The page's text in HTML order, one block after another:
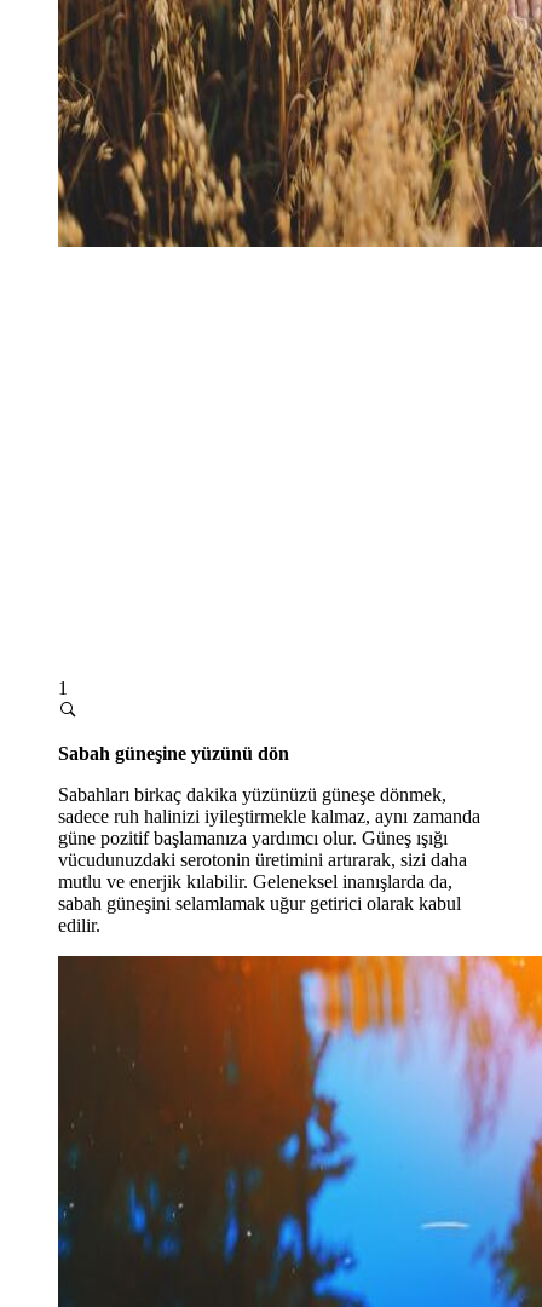
1
Sabah güneşine yüzünü dön
Sabahları birkaç dakika yüzünüzü güneşe dönmek,
sadece ruh halinizi iyileştirmekle kalmaz, aynı zamanda
güne pozitif başlamanıza yardımcı olur. Güneş ışığı
vücudunuzdaki serotonin üretimini artırarak, sizi daha
mutlu ve enerjik kılabilir. Geleneksel inanışlarda da,
sabah güneşini selamlamak uğur getirici olarak kabul
edilir.